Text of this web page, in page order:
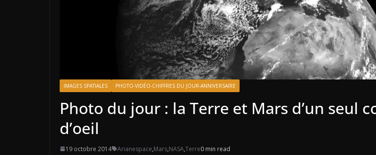
IMAGES SPATIALES PHOTO-VIDÉO-CHIFFRES DU JOUR-ANNIVERSAIRE
Photo du jour : la Terre et Mars d’un seul
d’oeil
19 octobre 2014 Arianespace,Mars,NASA,Terre0 min read